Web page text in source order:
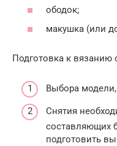
ободок;
макушка (или
Подготовка к вязанию
Выбора
Снятия
составляющих
подготовить